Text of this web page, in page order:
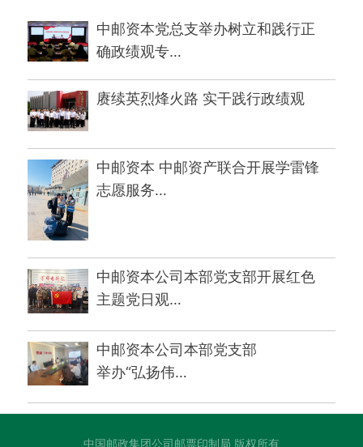
中邮资本党总支举办树立和践行正
确政绩观专…
赓续英烈烽火路 实干践行政绩观
中邮资本 中邮资产联合开展学雷锋
志愿服务…
中邮资本公司本部党支部开展红色
主题党日观…
中邮资本公司本部党支部
举办“弘扬伟…
中国邮政集团公司邮票印制局 版权所有